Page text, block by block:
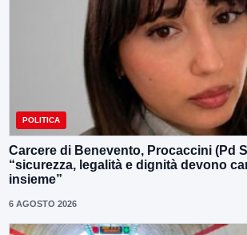
POLITICA
Carcere di Benevento, Procaccini (Pd
“sicurezza, legalità e dignità devono
insieme”
6 AGOSTO 2026